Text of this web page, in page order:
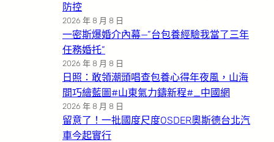
防控
2026 年 8 月 8 日
一密斯爆婚介內幕—”台包養經驗我當了三年
任務婚托”
2026 年 8 月 8 日
日照：敢領潮頭唱查包養心得年夜風，山海
間巧繪藍圖#山東氣力鑄新程#_中國網
2026 年 8 月 8 日
留意了！一批國度尺度OSDER奧斯德台北汽
車今起實行